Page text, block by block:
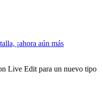
¡ahora aún más
Live Edit para un nuevo tipo